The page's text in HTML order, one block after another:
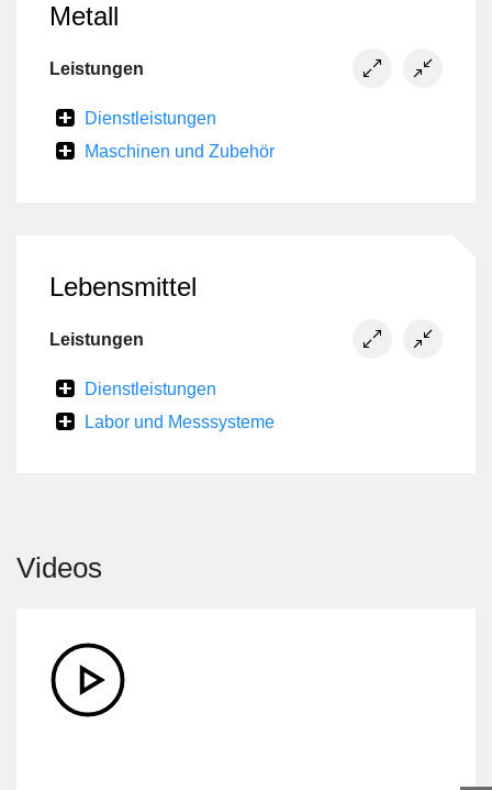
Metall
Leistungen
Dienstleistungen
Maschinen und Zubehör
Lebensmittel
Leistungen
Dienstleistungen
Labor und Messsysteme
Videos